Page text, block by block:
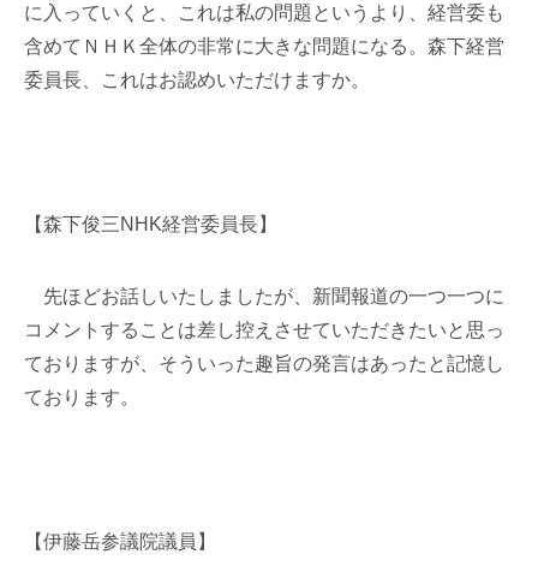
に入っていくと、これは私の問題というより、経営委も
含めてＮＨＫ全体の非常に大きな問題になる。森下経営
委員長、これはお認めいただけますか。
【森下俊三NHK経営委員長】
先ほどお話しいたしましたが、新聞報道の一つ一つに
コメントすることは差し控えさせていただきたいと思っ
ておりますが、そういった趣旨の発言はあったと記憶し
ております。
【伊藤岳参議院議員】